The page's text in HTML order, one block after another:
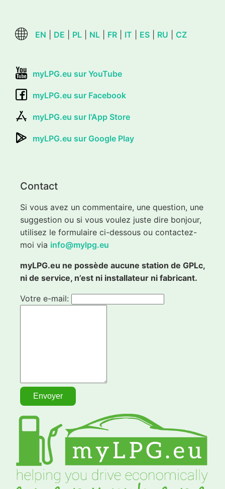
EN DE PL NL FR IT ES RU CZ
myLPG.eu sur YouTube
myLPG.eu sur Facebook
myLPG.eu sur l'App Store
myLPG.eu sur Google Play
Contact
Si vous avez un commentaire, une question, une
suggestion ou si vous voulez juste dire bonjour,
utilisez le formulaire ci-dessous ou contactez-
moi via info@mylpg.eu
myLPG.eu ne possède aucune station de GPLc,
ni de service, n’est ni installateur ni fabricant.
Votre e-mail: